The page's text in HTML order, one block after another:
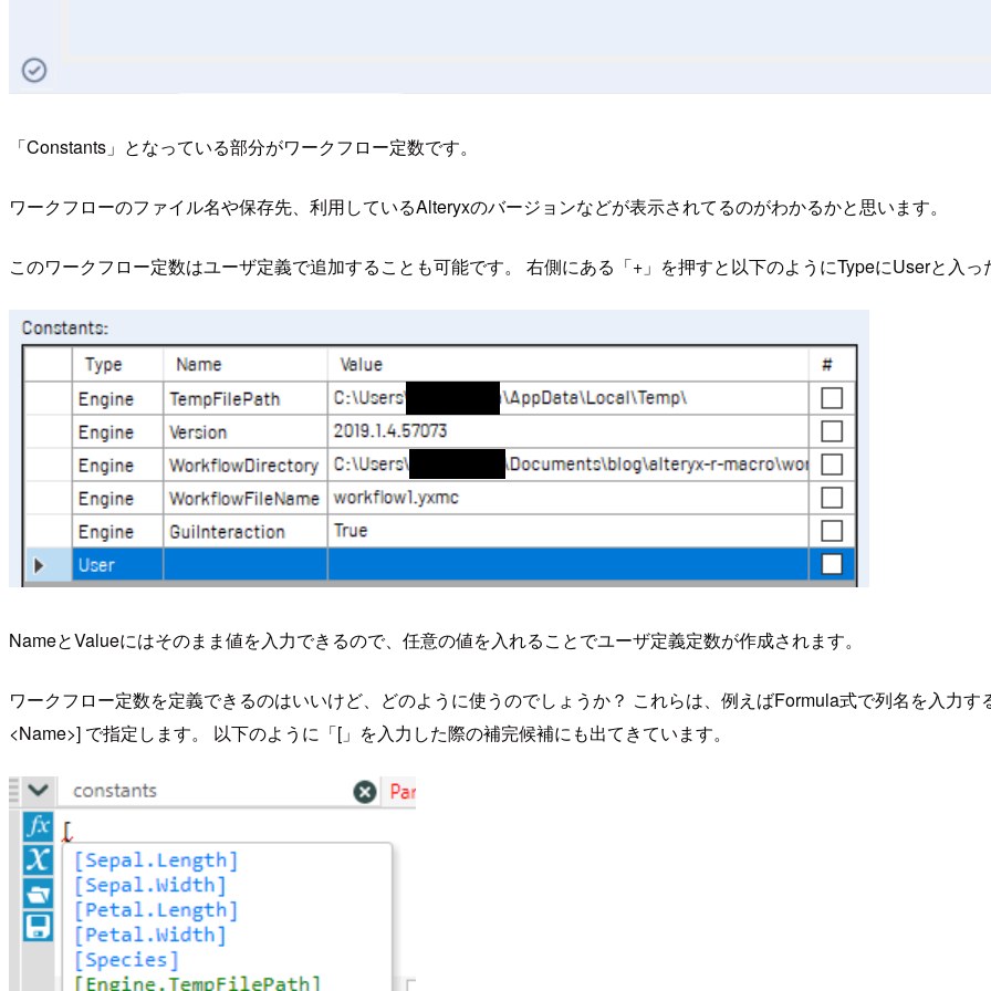
「Constants」となっている部分がワークフロー定数です。
ワークフローのファイル名や保存先、利用しているAlteryxのバージョンなどが表示されてるのがわかるかと思います。
このワークフロー定数はユーザ定義で追加することも可能です。 右側にある「+」を押すと以下のようにTypeにUserと入っ
NameとValueにはそのまま値を入力できるので、任意の値を入れることでユーザ定義定数が作成されます。
ワークフロー定数を定義できるのはいいけど、どのように使うのでしょうか？ これらは、例えばFormula式で列名を入力
<Name>] で指定します。 以下のように「[」を入力した際の補完候補にも出てきています。